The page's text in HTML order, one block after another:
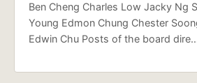
Ben Cheng Charles Low Jacky Ng
Young Edmon Chung Chester
Edwin Chu Posts of the board